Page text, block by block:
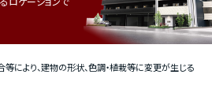
より、建物の形状、色調・植栽等に変更が生じる